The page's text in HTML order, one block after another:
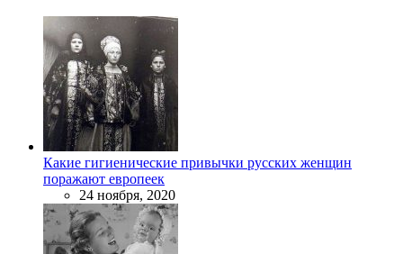
Какие гигиенические привычки русских женщин
поражают европеек
24 ноября, 2020